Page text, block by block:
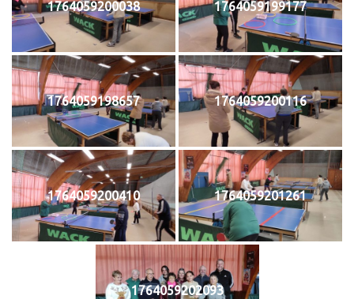
1764059200038 1764059199177
1764059198657 1764059200116
1764059200410 1764059201261
1764059202093